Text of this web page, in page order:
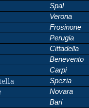
Spal
Verona
Frosinone
Perugia
Cittadella
Benevento
Carpi
Spezia
Novara
Bari